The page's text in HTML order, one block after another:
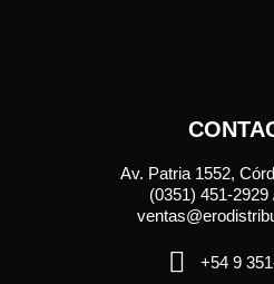
Av. Patria 1552,
(0351) 451-2929
+54 9